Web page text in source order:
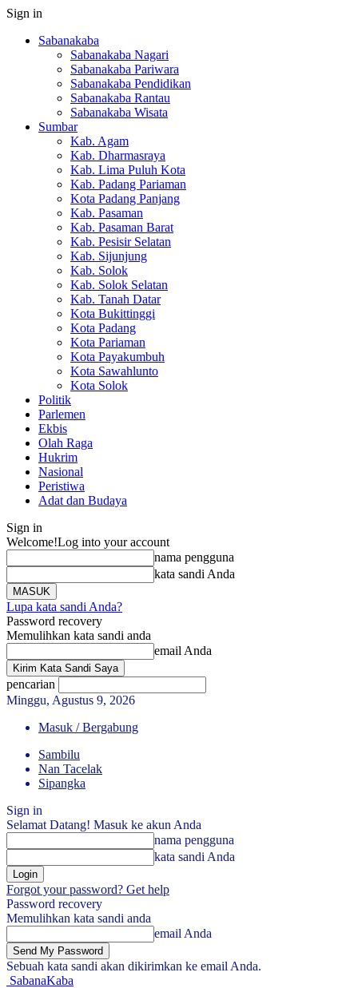
Sign in
Sabanakaba
Sabanakaba Nagari
Sabanakaba Pariwara
Sabanakaba Pendidikan
Sabanakaba Rantau
Sabanakaba Wisata
Sumbar
Kab. Agam
Kab. Dharmasraya
Kab. Lima Puluh Kota
Kab. Padang Pariaman
Kota Padang Panjang
Kab. Pasaman
Kab. Pasaman Barat
Kab. Pesisir Selatan
Kab. Sijunjung
Kab. Solok
Kab. Solok Selatan
Kab. Tanah Datar
Kota Bukittinggi
Kota Padang
Kota Pariaman
Kota Payakumbuh
Kota Sawahlunto
Kota Solok
Politik
Parlemen
Ekbis
Olah Raga
Hukrim
Nasional
Peristiwa
Adat dan Budaya
Sign in
Welcome!Log into your account
nama pengguna
kata sandi Anda
Lupa kata sandi Anda?
Password recovery
Memulihkan kata sandi anda
email Anda
pencarian
Minggu, Agustus 9, 2026
Masuk / Bergabung
Sambilu
Nan Tacelak
Sipangka
Sign in
Selamat Datang! Masuk ke akun Anda
nama pengguna
kata sandi Anda
Forgot your password? Get help
Password recovery
Memulihkan kata sandi anda
email Anda
Sebuah kata sandi akan dikirimkan ke email Anda.
SabanaKaba